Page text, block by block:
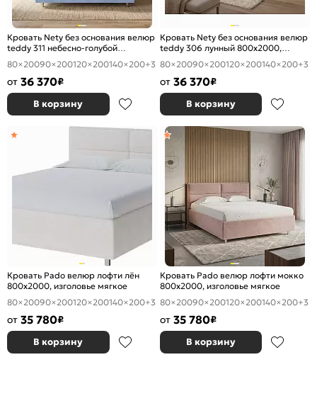
Кровать Nety без основания велюр
teddy 311 небесно-голубой
800x2000, изголовье мягкое
80×20090×200120×200140×200+3
от 36 370₽
В корзину
Кровать Nety без основания велюр
teddy 306 лунный 800x2000,
изголовье мягкое
80×20090×200120×200140×200+3
от 36 370₽
В корзину
Кровать Pado велюр лофти лён
800x2000, изголовье мягкое
80×20090×200120×200140×200+3
от 35 780₽
В корзину
Кровать Pado велюр лофти мокко
800x2000, изголовье мягкое
80×20090×200120×200140×200+3
от 35 780₽
В корзину